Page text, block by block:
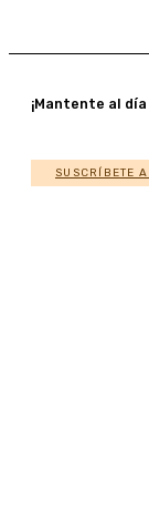
¡Mantente al
SUSCRÍBETE